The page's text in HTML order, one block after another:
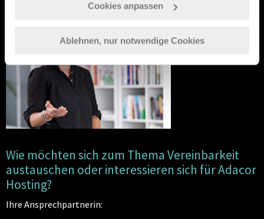
Cookies anpassen
Ablehnen, nur notwendige Cookies
Wie möchten sich zum Thema Vereinbarkeit
austauschen oder interessieren sich für Adacor
Hosting?
Ihre Ansprechpartnerin: